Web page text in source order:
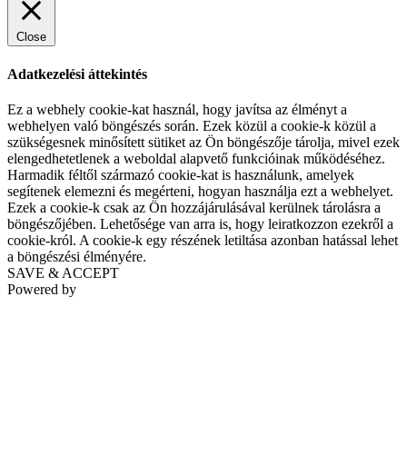
Close
Adatkezelési áttekintés
Ez a webhely cookie-kat használ, hogy javítsa az élményt a
webhelyen való böngészés során. Ezek közül a cookie-k közül a
szükségesnek minősített sütiket az Ön böngészője tárolja, mivel ezek
elengedhetetlenek a weboldal alapvető funkcióinak működéséhez.
Harmadik féltől származó cookie-kat is használunk, amelyek
segítenek elemezni és megérteni, hogyan használja ezt a webhelyet.
Ezek a cookie-k csak az Ön hozzájárulásával kerülnek tárolásra a
böngészőjében. Lehetősége van arra is, hogy leiratkozzon ezekről a
cookie-król. A cookie-k egy részének letiltása azonban hatással lehet
a böngészési élményére.
SAVE & ACCEPT
Powered by